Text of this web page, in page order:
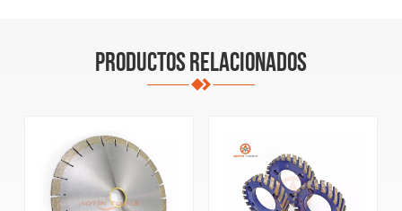
PRODUCTOS RELACIONADOS